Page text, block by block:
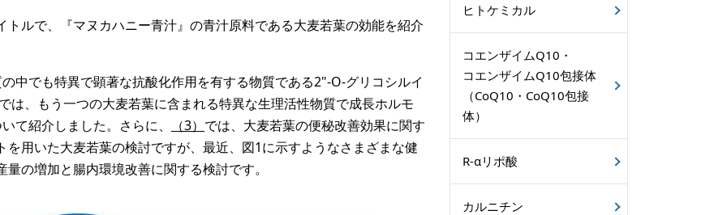
ルで、『マヌカハニー青汁』の青汁原料である大麦若葉の効能を紹介
中でも特異で顕著な抗酸化作用を有する物質である2"-O-グリコシルイ
は、もう一つの大麦若葉に含まれる特異な生理活性物質で成長ホルモ
て紹介しました。さらに、
（3） では、大麦若葉の便秘改善効果に関す
用いた大麦若葉の検討ですが、最近、図1に示すようなさまざまな健
の増加と腸内環境改善に関する検討です。
ヒトケミカル
コエンザイムQ10・
コエンザイムQ10包接体
（CoQ10・CoQ10包接
体）
R-αリポ酸
カルニチン